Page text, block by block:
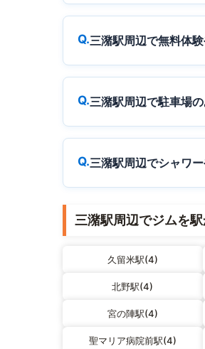
三潴駅周辺で無料体
三潴駅周辺で駐車場
三潴駅周辺でシャワ
三潴駅周辺でジムを
久留米駅(4)
北野駅(4)
宮の陣駅(4)
聖マリア病院前駅(4)